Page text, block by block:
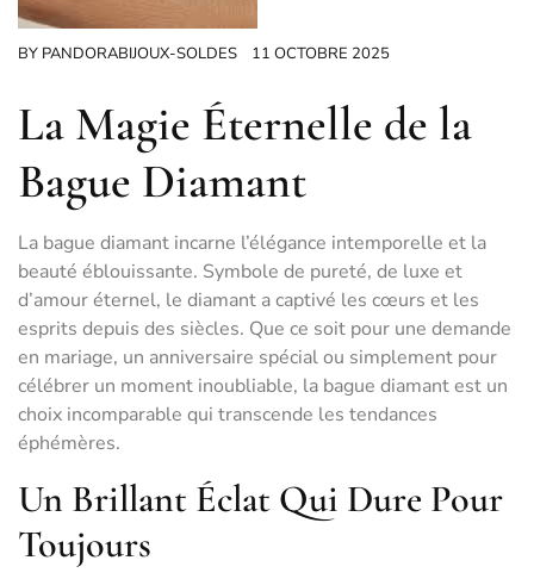
BY PANDORABIJOUX-SOLDES 11 OCTOBRE 2025
La Magie Éternelle de la
Bague Diamant
La bague diamant incarne l’élégance intemporelle et la
beauté éblouissante. Symbole de pureté, de luxe et
d’amour éternel, le diamant a captivé les cœurs et les
esprits depuis des siècles. Que ce soit pour une demande
en mariage, un anniversaire spécial ou simplement pour
célébrer un moment inoubliable, la bague diamant est un
choix incomparable qui transcende les tendances
éphémères.
Un Brillant Éclat Qui Dure Pour
Toujours